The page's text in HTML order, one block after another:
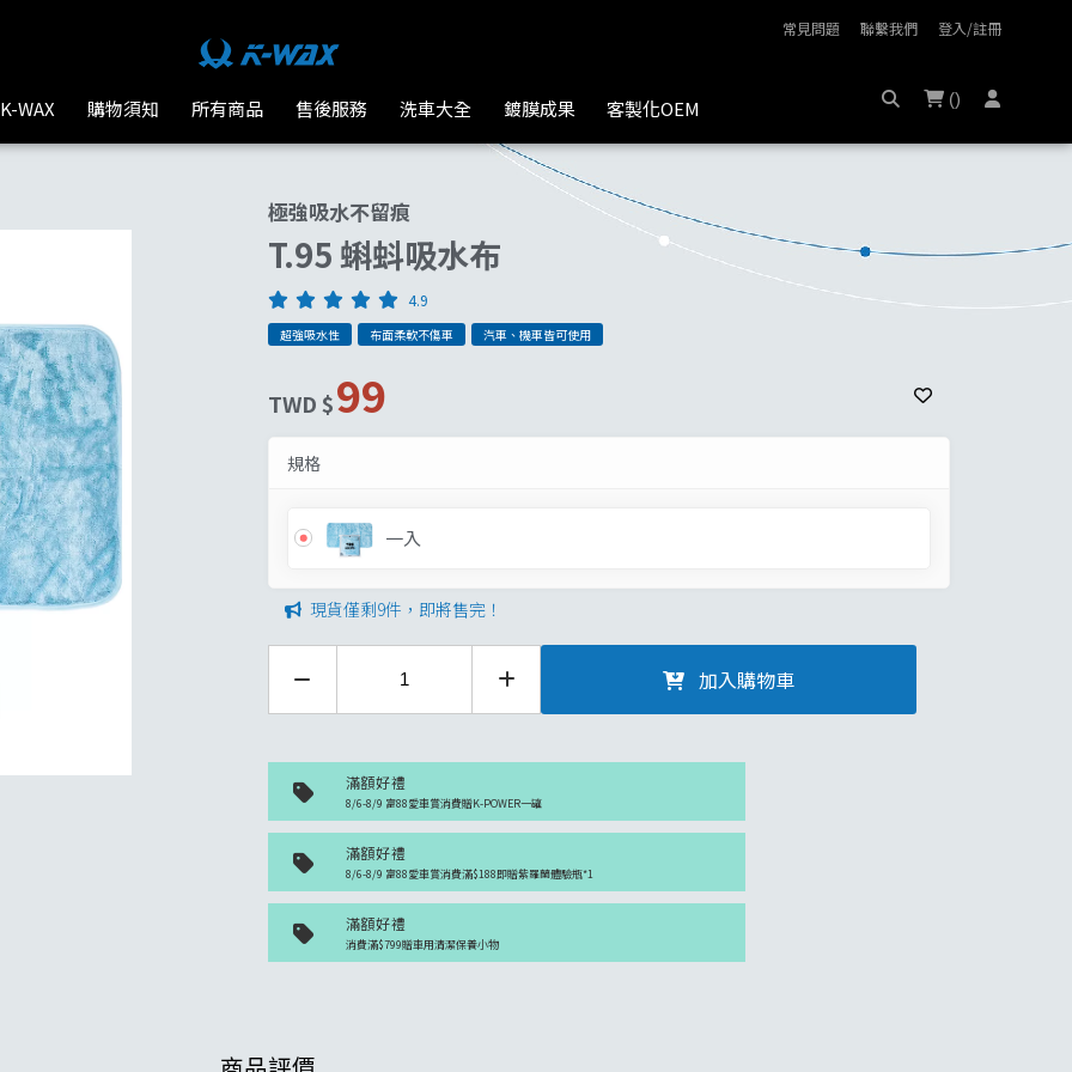
常見問題 聯繫我們 登入/註冊
()
WAX 購物須知 所有商品 售後服務 洗車大全 鍍膜成果 客製化OEM
極強吸水不留痕
T.95 蝌蚪吸水布
4.9
超強吸水性 布面柔軟不傷車 汽車、機車皆可使用
TWD $99
規格
一入
現貨僅剩9件，即將售完！
加入購物車
滿額好禮
8/6-8/9 富88愛車賞消費贈K-POWER一罐
滿額好禮
8/6-8/9 富88愛車賞消費滿$188即贈紫羅蘭體驗瓶*1
滿額好禮
消費滿$799贈車用清潔保養小物